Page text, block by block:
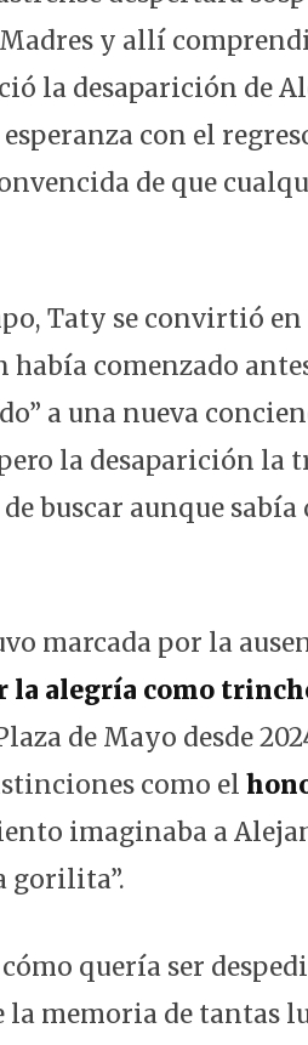
Madres y allí
la desaparición de
con el
de que
Taty se convirtió
había comenzado
a una nueva
la desaparición
buscar aunque
marcada por la
la alegría como
de Mayo desde
como el
imaginaba a
gorilita”.
quería ser
la memoria de tantas